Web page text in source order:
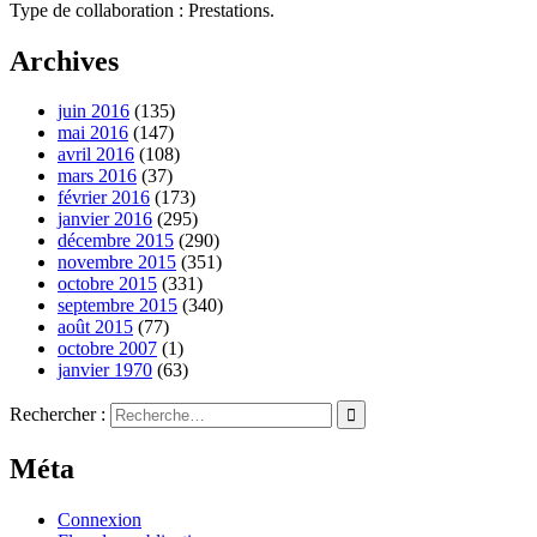
Type de collaboration : Prestations.
Archives
juin 2016 (135)
mai 2016 (147)
avril 2016 (108)
mars 2016 (37)
février 2016 (173)
janvier 2016 (295)
décembre 2015 (290)
novembre 2015 (351)
octobre 2015 (331)
septembre 2015 (340)
août 2015 (77)
octobre 2007 (1)
janvier 1970 (63)
Rechercher :
Méta
Connexion